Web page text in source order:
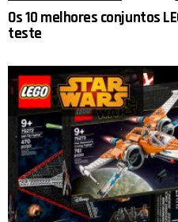
Os 10 melhores conjuntos
teste